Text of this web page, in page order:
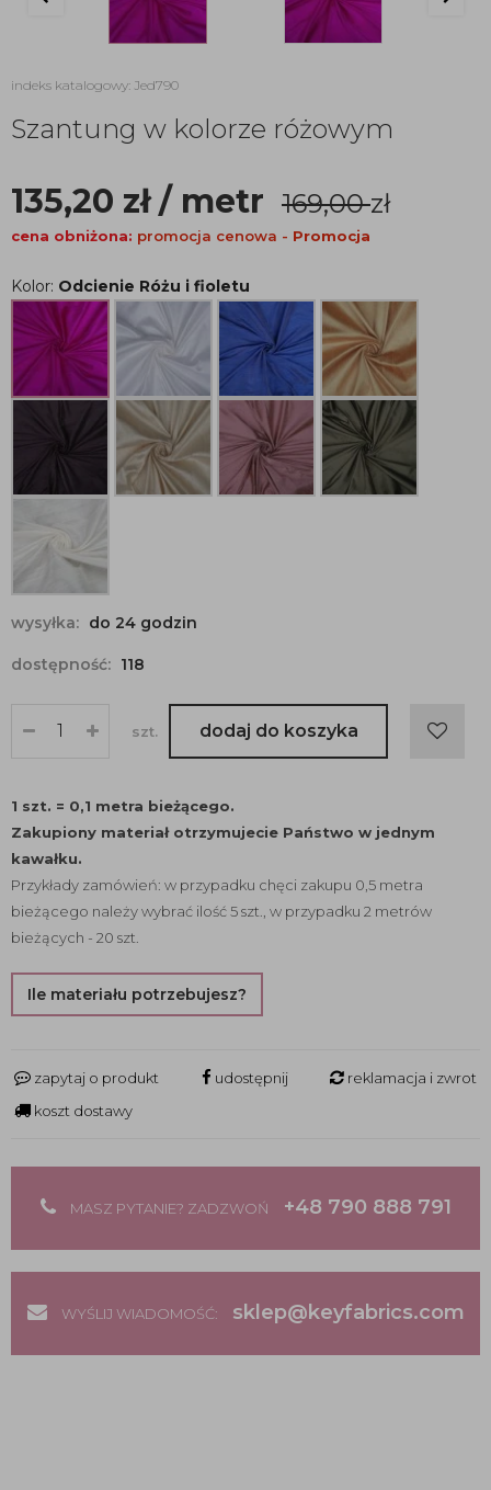
indeks katalogowy: Jed790
Szantung w kolorze różowym
135,20 zł/ metr 169,00zł
cena obniżona: promocja cenowa - Promocja
Kolor: Odcienie Różu i fioletu
wysyłka: do 24 godzin
dostępność: 118
szt. dodaj do koszyka
1 szt. = 0,1 metra bieżącego.
Zakupiony materiał otrzymujecie Państwo w jednym
kawałku.
Przykłady zamówień: w przypadku chęci zakupu 0,5 metra
bieżącego należy wybrać ilość 5 szt., w przypadku 2 metrów
bieżących - 20 szt.
Ile materiału potrzebujesz?
zapytaj o produkt udostępnij
reklamacja i zwrot
koszt dostawy
MASZ PYTANIE? ZADZWOŃ +48 790 888 791
WYŚLIJ WIADOMOŚĆ: sklep@keyfabrics.com